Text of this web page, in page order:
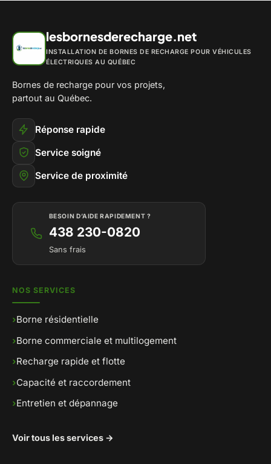
lesbornesderecharge.net
INSTALLATION DE BORNES DE RECHARGE POUR VÉHICULES
ÉLECTRIQUES AU QUÉBEC
Bornes de recharge pour vos projets,
partout au Québec.
Réponse rapide
Service soigné
Service de proximité
BESOIN D’AIDE RAPIDEMENT ?
438 230-0820
Sans frais
NOS SERVICES
›Borne résidentielle
›Borne commerciale et multilogement
›Recharge rapide et flotte
›Capacité et raccordement
›Entretien et dépannage
Voir tous les services →